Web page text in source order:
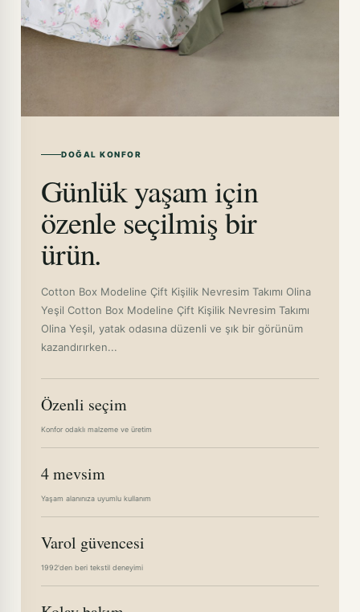
DOĞAL KONFOR
Günlük yaşam için
özenle seçilmiş bir
ürün.
Cotton Box Modeline Çift Kişilik Nevresim Takımı Olina
Yeşil Cotton Box Modeline Çift Kişilik Nevresim Takımı
Olina Yeşil, yatak odasına düzenli ve şık bir görünüm
kazandırırken...
Özenli seçim
Konfor odaklı malzeme ve üretim
4 mevsim
Yaşam alanınıza uyumlu kullanım
Varol güvencesi
1992'den beri tekstil deneyimi